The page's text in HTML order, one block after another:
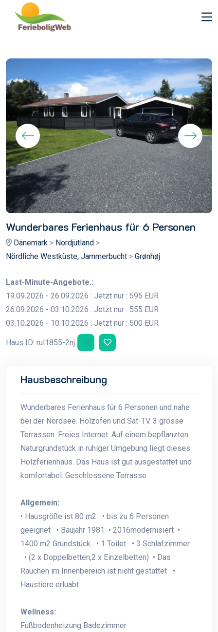
Wunderbares Ferienhaus für 6 Personen
Dänemark > Nordjütland >
Nördliche Westküste, Jammerbucht > Grønhøj
Last-Minute-Angebote.:
19.09.2026 - 26.09.2026 : Jetzt nur : 595 EUR
26.09.2026 - 03.10.2026 : Jetzt nur : 555 EUR
03.10.2026 - 10.10.2026 : Jetzt nur : 500 EUR
Haus ID: rul1855-2nj
Hausbeschreibung
Wunderbares Ferienhaus für 6 Personen und nahe
bei der Nordsee. Holzofen und Sat-TV. 3 grosse
Terrassen. Freies Internet. Auf einem bepflanzten
Naturgrundstück in ruhiger Umgebung liegt dieses
Holzferienhaus. Das Haus ist gut ausgestattet und
komfortabel. Geschlossene Terrasse.
Allgemein:
• Hausgröße ist 80 m2 • bis zu 6 Personen
geeignet • Baujahr 1981 • 2016modernisiert •
1400 m2 Grundstück • 1 Toilet • 3 Schlafzimmer
• (2 x Doppelbetten,2 x Einzelbetten) • Das
Rauchen im Innenbereich ist nicht gestattet •
Haustiere erluabt
Wellness:
Fußbodenheizung Badezimmer